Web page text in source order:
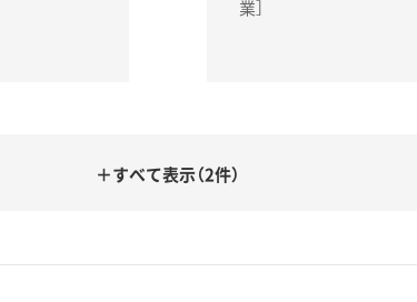
業］
＋すべて表示（2件）